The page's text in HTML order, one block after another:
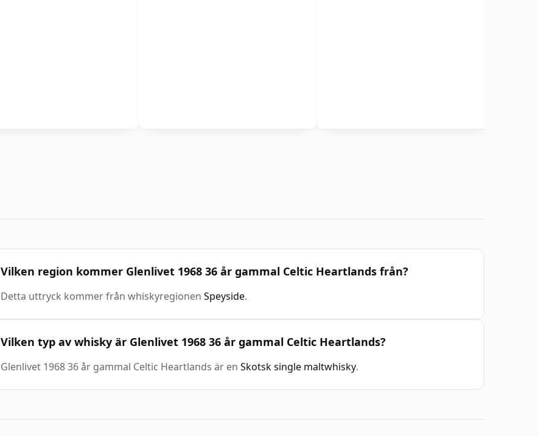
Vilken region kommer Glenlivet 1968 36 år gammal Celtic Heartlands från?
Detta uttryck kommer från whiskyregionen Speyside.
Vilken typ av whisky är Glenlivet 1968 36 år gammal Celtic Heartlands?
Glenlivet 1968 36 år gammal Celtic Heartlands är en Skotsk single maltwhisky.